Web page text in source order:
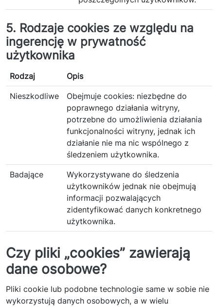
5. Rodzaje cookies ze względu na
ingerencję w prywatność
użytkownika
Rodzaj Opis
Nieszkodliwe
Obejmuje cookies: niezbędne do
poprawnego działania witryny,
potrzebne do umożliwienia działania
funkcjonalności witryny, jednak ich
działanie nie ma nic wspólnego z
śledzeniem użytkownika.
Badające
Wykorzystywane do śledzenia
użytkowników jednak nie obejmują
informacji pozwalających
zidentyfikować danych konkretnego
użytkownika.
Czy pliki „cookies” zawierają
dane osobowe?
Pliki cookie lub podobne technologie same w sobie nie
wykorzystują danych osobowych, a w wielu